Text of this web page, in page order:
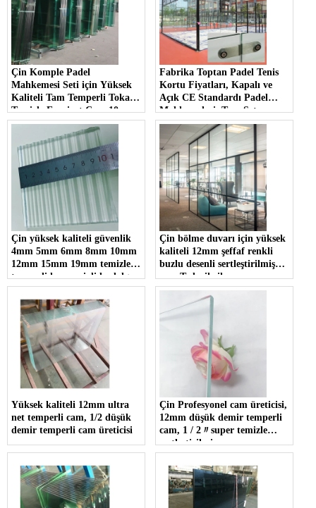
Çin Komple Padel
Mahkemesi Seti için Yüksek
Kaliteli Tam Temperli Tokak
Temizle Emniyet Cam 10mm
12mm
Fabrika Toptan Padel Tenis
Kortu Fiyatları, Kapalı ve
Açık CE Standardı Padel
Mahkemeleri, Tam Set
Komple 10mm 12mm Temizle
Temperli Cam Padel
Mahkemesi; Çin'de Sıcak
Satış Taşınabilir Panoramik
Padel Mahkemesi
Çin yüksek kaliteli güvenlik
4mm 5mm 6mm 8mm 10mm
12mm 15mm 19mm temizle
temperli kamış yivli la-dalga
nervürlü cam üreticileri
Çin bölme duvarı için yüksek
kaliteli 12mm şeffaf renkli
buzlu desenli sertleştirilmiş
cam Tedarikçiler
Yüksek kaliteli 12mm ultra
net temperli cam, 1/2 düşük
demir temperli cam üreticisi
Çin Profesyonel cam üreticisi,
12mm düşük demir temperli
cam, 1 / 2〃super temizle
sertleştirilmiş cam